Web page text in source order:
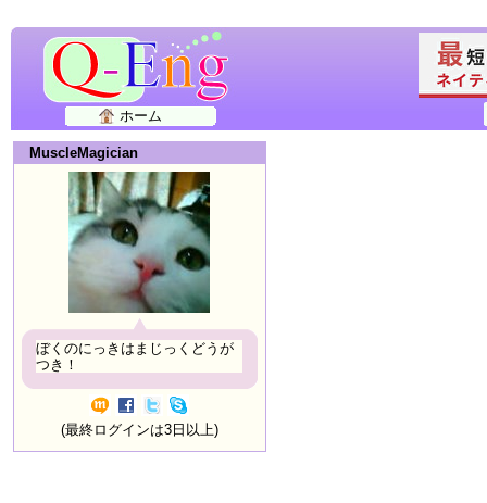
ホーム
MuscleMagician
ぼくのにっきはまじっくどうが
つき！
(最終ログインは3日以上)